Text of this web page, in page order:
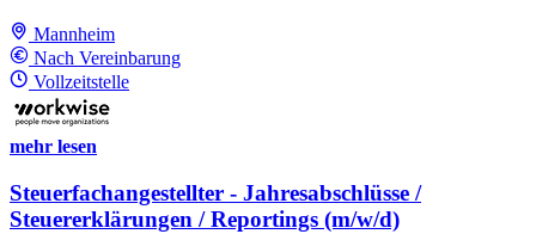
Mannheim
Nach Vereinbarung
Vollzeitstelle
mehr lesen
Steuerfachangestellter - Jahresabschlüsse /
Steuererklärungen / Reportings (m/w/d)